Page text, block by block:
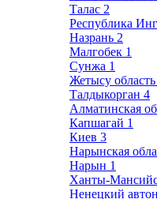
Талас 2
Республика
Назрань 2
Малгобек 1
Сунжа 1
Жетысу область
Талдыкорган 4
Алматинская
Капшагай 1
Киев 3
Нарынская
Нарын 1
Ханты-
Ненецкий